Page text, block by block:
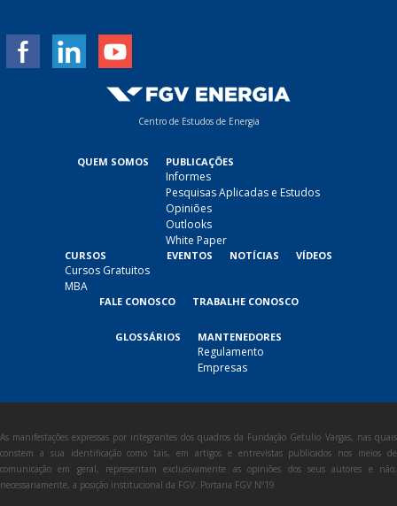
Centro de Estudos de Energia
QUEM SOMOS PUBLICAÇÕES
Informes
Pesquisas Aplicadas e Estudos
Opiniões
Outlooks
White Paper
CURSOS
Cursos Gratuitos
MBA
EVENTOS NOTÍCIAS VÍDEOS
FALE CONOSCO TRABALHE CONOSCO
GLOSSÁRIOS MANTENEDORES
Regulamento
Empresas
As manifestações expressas por integrantes dos quadros da Fundação Getulio Vargas, nas quais
constem a sua identificação como tais, em artigos e entrevistas publicados nos meios de
comunicação em geral, representam exclusivamente as opiniões dos seus autores e não,
necessariamente, a posição institucional da FGV. Portaria FGV Nº19